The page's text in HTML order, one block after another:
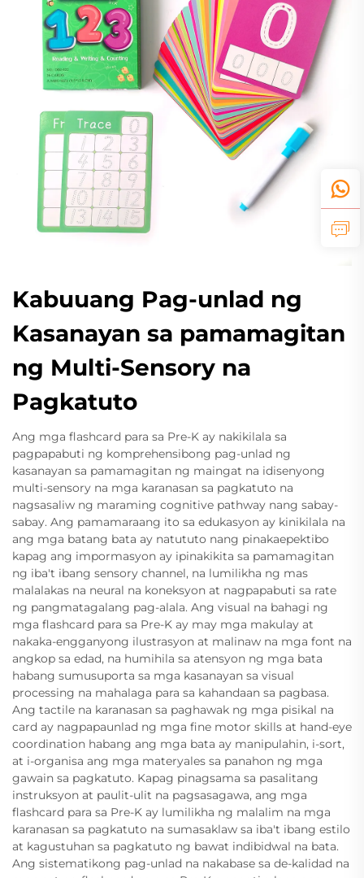
Kabuuang Pag-unlad ng
Kasanayan sa pamamagitan
ng Multi-Sensory na
Pagkatuto
Ang mga flashcard para sa Pre-K ay nakikilala sa
pagpapabuti ng komprehensibong pag-unlad ng
kasanayan sa pamamagitan ng maingat na idisenyong
multi-sensory na mga karanasan sa pagkatuto na
nagsasaliw ng maraming cognitive pathway nang sabay-
sabay. Ang pamamaraang ito sa edukasyon ay kinikilala na
ang mga batang bata ay natututo nang pinakaepektibo
kapag ang impormasyon ay ipinakikita sa pamamagitan
ng iba't ibang sensory channel, na lumilikha ng mas
malalakas na neural na koneksyon at nagpapabuti sa rate
ng pangmatagalang pag-alala. Ang visual na bahagi ng
mga flashcard para sa Pre-K ay may mga makulay at
nakaka-engganyong ilustrasyon at malinaw na mga font na
angkop sa edad, na humihila sa atensyon ng mga bata
habang sumusuporta sa mga kasanayan sa visual
processing na mahalaga para sa kahandaan sa pagbasa.
Ang tactile na karanasan sa paghawak ng mga pisikal na
card ay nagpapaunlad ng mga fine motor skills at hand-eye
coordination habang ang mga bata ay manipulahin, i-sort,
at i-organisa ang mga materyales sa panahon ng mga
gawain sa pagkatuto. Kapag pinagsama sa pasalitang
instruksyon at paulit-ulit na pagsasagawa, ang mga
flashcard para sa Pre-K ay lumilikha ng malalim na mga
karanasan sa pagkatuto na sumasaklaw sa iba't ibang estilo
at kagustuhan sa pagkatuto ng bawat indibidwal na bata.
Ang sistematikong pag-unlad na nakabase sa de-kalidad na